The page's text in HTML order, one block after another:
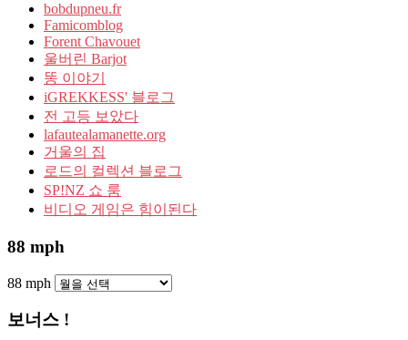
bobdupneu.fr
Famicomblog
Forent Chavouet
울버린 Barjot
똥 이야기
iGREKKESS' 블로그
전 고등 보았다
lafautealamanette.org
거울의 집
로드의 컬렉션 블로그
SP!NZ 쇼 룸
비디오 게임은 힘이된다
88 mph
88 mph
보너스 !